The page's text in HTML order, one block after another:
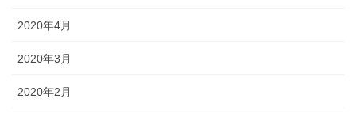
2020年4月
2020年3月
2020年2月